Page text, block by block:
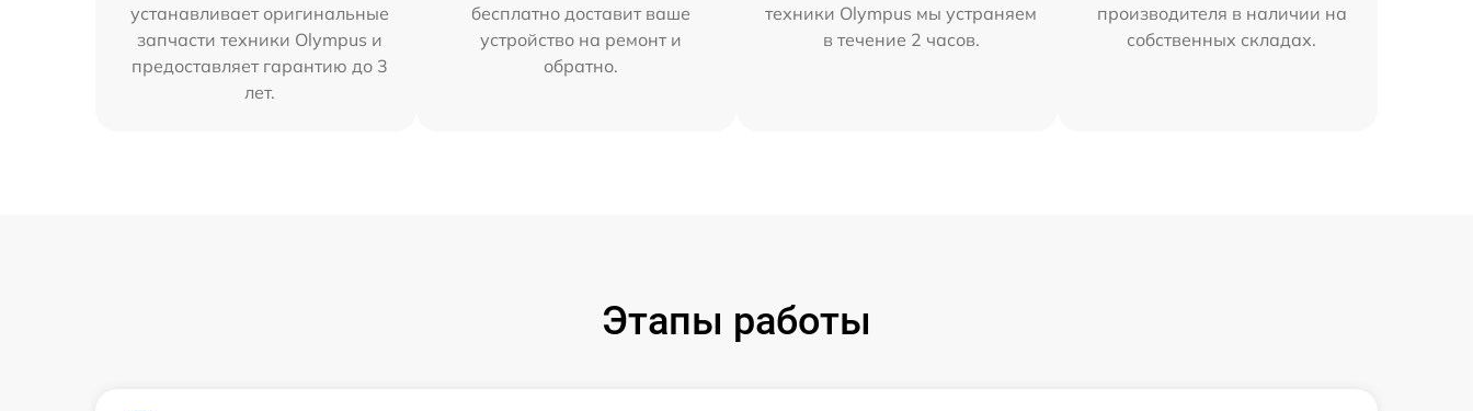
устанавливает оригинальные
запчасти техники Olympus и
предоставляет гарантию до 3
лет.
бесплатно доставит ваше
устройство на ремонт и
обратно.
техники Olympus мы устраняем
в течение 2 часов.
производителя в наличии на
собственных складах.
Этапы работы